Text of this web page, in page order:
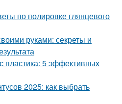
по полировке глянцевого
руками: секреты и
пластика: 5 эффективных
2025: как выбрать